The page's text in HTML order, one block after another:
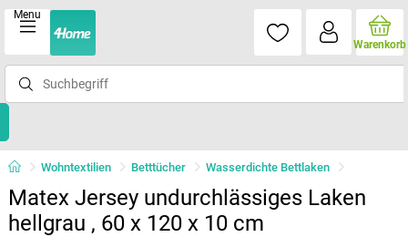
Menu
Warenkorb
Wohntextilien Betttücher Wasserdichte Bettlaken
Matex Jersey undurchlässiges Laken
hellgrau , 60 x 120 x 10 cm